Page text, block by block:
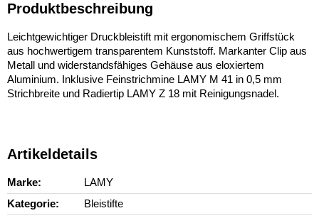
Produktbeschreibung
Leichtgewichtiger Druckbleistift mit ergonomischem Griffstück
aus hochwertigem transparentem Kunststoff. Markanter Clip aus
Metall und widerstandsfähiges Gehäuse aus eloxiertem
Aluminium. Inklusive Feinstrichmine LAMY M 41 in 0,5 mm
Strichbreite und Radiertip LAMY Z 18 mit Reinigungsnadel.
Artikeldetails
Marke
LAMY
Kategorie
Bleistifte